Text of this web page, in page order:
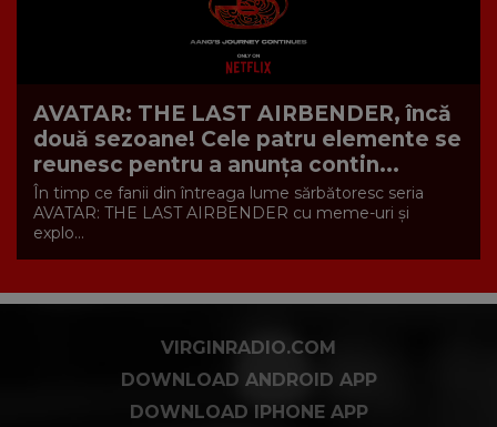
AVATAR: THE LAST AIRBENDER, încă
două sezoane! Cele patru elemente se
reunesc pentru a anunța contin...
În timp ce fanii din întreaga lume sărbătoresc seria
AVATAR: THE LAST AIRBENDER cu meme-uri și
explo...
VIRGINRADIO.COM
DOWNLOAD ANDROID APP
DOWNLOAD IPHONE APP